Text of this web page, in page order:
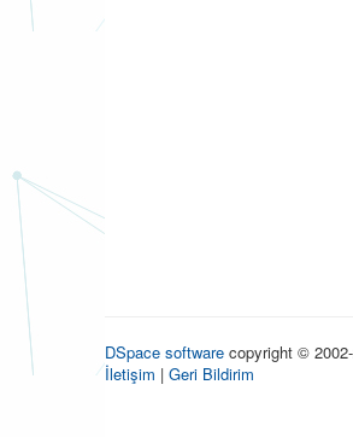
DSpace software copyright ©
İletişim | Geri Bildirim